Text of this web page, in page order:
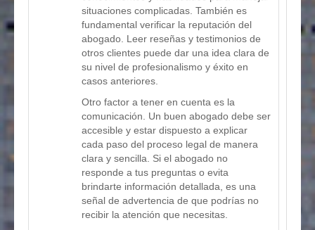
situaciones complicadas. También es
fundamental verificar la reputación del
abogado. Leer reseñas y testimonios de
otros clientes puede dar una idea clara de
su nivel de profesionalismo y éxito en
casos anteriores.
Otro factor a tener en cuenta es la
comunicación. Un buen abogado debe ser
accesible y estar dispuesto a explicar
cada paso del proceso legal de manera
clara y sencilla. Si el abogado no
responde a tus preguntas o evita
brindarte información detallada, es una
señal de advertencia de que podrías no
recibir la atención que necesitas.